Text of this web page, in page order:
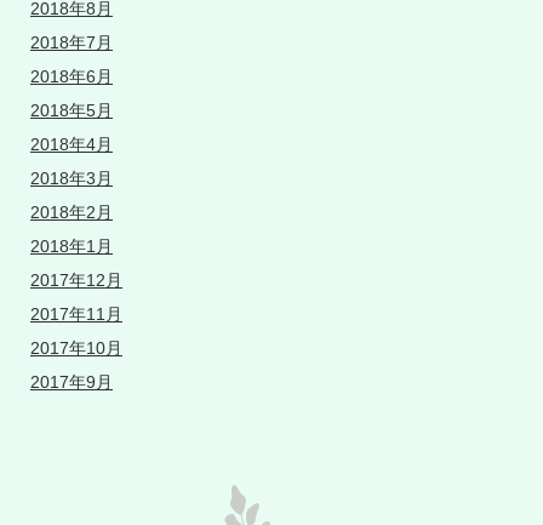
2018年8月
2018年7月
2018年6月
2018年5月
2018年4月
2018年3月
2018年2月
2018年1月
2017年12月
2017年11月
2017年10月
2017年9月